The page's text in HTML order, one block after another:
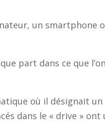
un smartphone
part dans ce que
où il désignait un
dans le « drive »